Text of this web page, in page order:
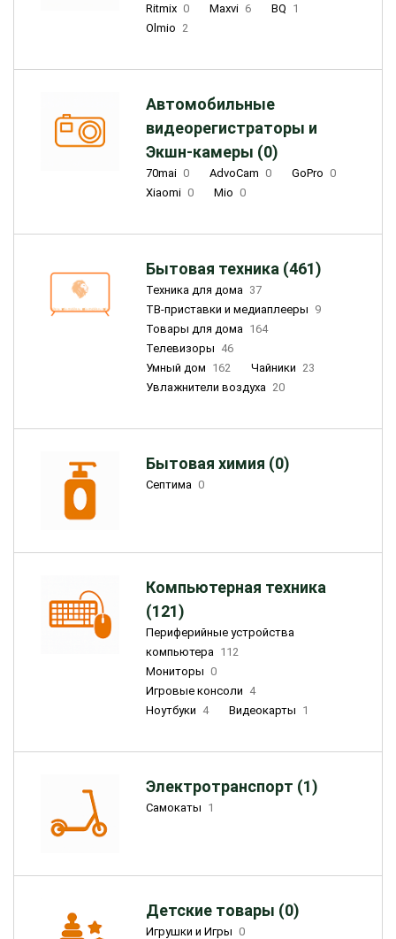
Ritmix 0 Maxvi 6 BQ 1
Olmio 2
Автомобильные
видеорегистраторы и
Экшн-камеры (0)
70mai 0 AdvoCam 0 GoPro 0
Xiaomi 0 Mio 0
Бытовая техника (461)
Техника для дома 37
ТВ-приставки и медиаплееры 9
Товары для дома 164
Телевизоры 46
Умный дом 162 Чайники 23
Увлажнители воздуха 20
Бытовая химия (0)
Септима 0
Компьютерная техника
(121)
Периферийные устройства
компьютера 112
Мониторы 0
Игровые консоли 4
Ноутбуки 4 Видеокарты 1
Электротранспорт (1)
Самокаты 1
Детские товары (0)
Игрушки и Игры 0